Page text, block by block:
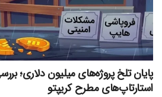
استارتاپ‌های مطرح کریپتو